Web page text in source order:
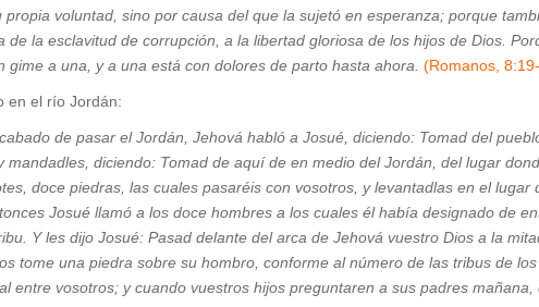
voluntad, sino por causa del que la sujetó en esperanza; porque
de la esclavitud de corrupción, a la libertad gloriosa de los hijos de Dios.
gime a una, y a una está con dolores de parto hasta ahora. (Romanos,
en el río Jordán:
de pasar el Jordán, Jehová habló a Josué, diciendo: Tomad del
mandadles, diciendo: Tomad de aquí de en medio del Jordán, del lugar
doce piedras, las cuales pasaréis con vosotros, y levantadlas en el lugar
Josué llamó a los doce hombres a los cuales él había designado de
Y les dijo Josué: Pasad delante del arca de Jehová vuestro Dios a la
tome una piedra sobre su hombro, conforme al número de las tribus de
entre vosotros; y cuando vuestros hijos preguntaren a sus padres mañana,